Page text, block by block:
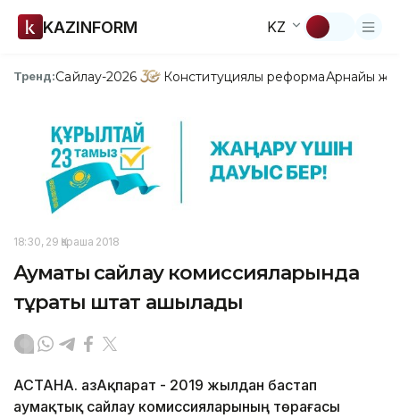
KAZINFORM KZ
Тренд:Сайлау-2026 Конституциялық реформаАрнайы
18:30, 29 Қараша 2018
Аумақтық сайлау комиссияларында
тұрақты штат ашылады
АСТАНА. ҚазАқпарат - 2019 жылдан бастап
аумақтық сайлау комиссияларының төрағасы